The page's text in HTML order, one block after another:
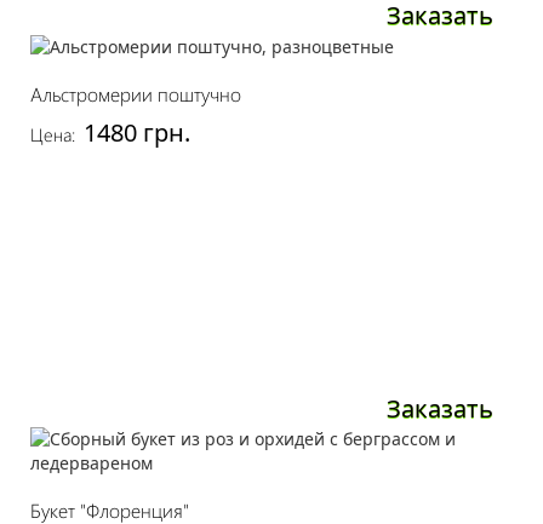
Заказать
Альстромерии поштучно
Цена: 1480 грн.
Заказать
Букет "Флоренция"